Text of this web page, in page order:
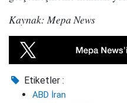
Kaynak: Mepa News
Etiketler :
ABD İran